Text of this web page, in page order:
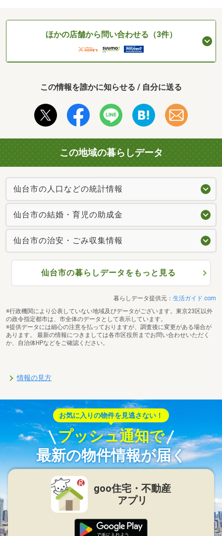
ほかの店舗から問い合わせる（3件）
この情報を誰かに知らせる / 自分に送る
この地域の暮らしデータ
仙台市の人口などの統計情報
仙台市の結婚・育児の助成金
仙台市の治安・ごみ収集情報
仙台市の暮らしデータをもっと見る
暮らしデータ提供元： 生活ガイド.com
※行政機関により公表していない地域及びデータがございます。東京23区以外
の政令指定都市は、市全体のデータとして表示しています。
※提供データには細心の注意を払っておりますが、調査後に変更がある場合が
あります。 最新の情報につきましては各市区役所までお問い合わせいただく
か、自治体HPなどをご確認ください。
情報の見方
お気に入りの物件を見逃さない！
プッシュ通知で
最新の物件情報が届く
goo住宅・不動産
アプリ